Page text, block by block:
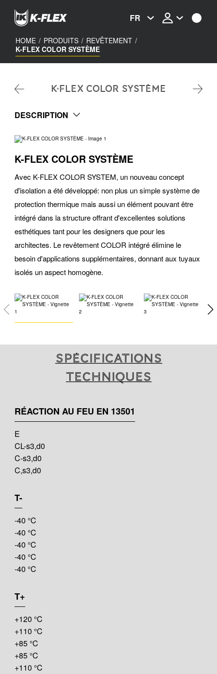
content
FR
HOME / PRODUITS / REVÊTEMENT /
K-FLEX COLOR SYSTÈME
K-FLEX COLOR SYSTÈME
DESCRIPTION
K-FLEX COLOR SYSTÈME
Avec K-FLEX COLOR SYSTEM, un nouveau concept
d'isolation a été développé: non plus un simple système de
protection thermique mais aussi un élément pouvant être
intégré dans la structure offrant d'excellentes solutions
esthétiques tant pour les designers que pour les
architectes. Le revêtement COLOR intégré élimine le
besoin d'applications supplémentaires, donnant aux tuyaux
isolés un aspect homogène.
Spécifications
techniques
RÉACTION AU FEU EN 13501
E
CL-s3,d0
C-s3,d0
C,s3,d0
T-
-40 °C
-40 °C
-40 °C
-40 °C
-40 °C
T+
+120 °C
+110 °C
+85 °C
+85 °C
+110 °C